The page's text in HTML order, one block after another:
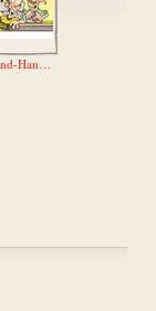
Grand-Hand-66